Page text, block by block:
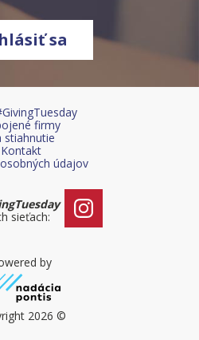
sa
firmy
stiahnutie
Kontakt
údajov
sieťach:
by
2026 ©